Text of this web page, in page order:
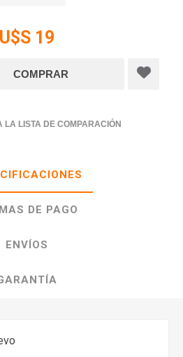
U$S 19
LA LISTA DE COMPARACIÓN
DE PAGO
ENVÍOS